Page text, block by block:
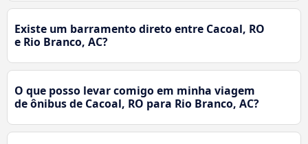
Existe um barramento direto entre Cacoal, RO
e Rio Branco, AC?
O que posso levar comigo em minha viagem
de ônibus de Cacoal, RO para Rio Branco, AC?